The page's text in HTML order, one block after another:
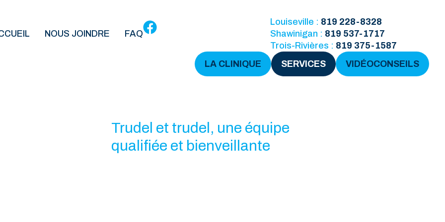
NOUS JOINDRE FAQ
Louiseville : 819 228-8328
Shawinigan : 819 537-1717
Trois-Rivières : 819 375-1587
LA CLINIQUE
SERVICES VIDÉOCONSEILS
Trudel et trudel, une équipe
qualifiée et bienveillante